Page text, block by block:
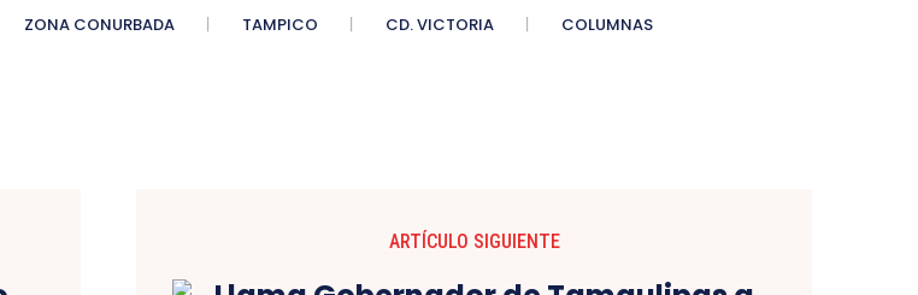
ZONA CONURBADA TAMPICO CD. VICTORIA COLUMNAS
ARTÍCULO SIGUIENTE